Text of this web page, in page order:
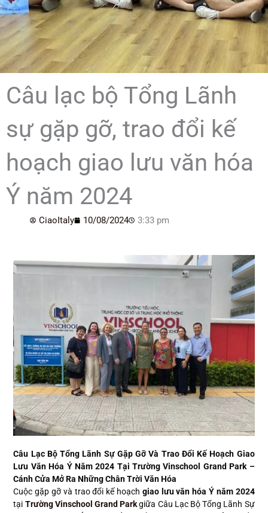
Câu lạc bộ Tổng Lãnh
sự gặp gỡ, trao đổi kế
hoạch giao lưu văn hóa
Ý năm 2024
CiaoItaly 10/08/2024 3:33 pm
Câu Lạc Bộ Tổng Lãnh Sự Gặp Gỡ Và Trao Đổi Kế Hoạch Giao
Lưu Văn Hóa Ý Năm 2024 Tại Trường Vinschool Grand Park –
Cánh Cửa Mở Ra Những Chân Trời Văn Hóa
Cuộc gặp gỡ và trao đổi kế hoạch giao lưu văn hóa Ý năm 2024
tại Trường Vinschool Grand Park giữa Câu Lạc Bộ Tổng Lãnh Sự